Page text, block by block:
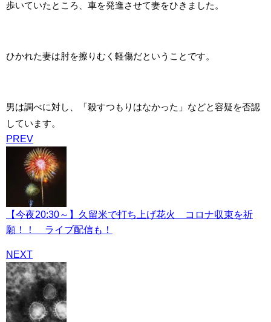
歩いていたところ、車を発進させて妻をひきました。
ひかれた妻は肘を擦りむく軽傷だということです。
男は調べに対し、「殺すつもりはなかった」などと容疑を否認
しています。
PREV
【今夜20:30～】久留米で打ち上げ花火 コロナ収束を祈
願！！ ライブ配信も！
NEXT